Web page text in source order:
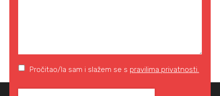
Pročitao/la sam i slažem se s pravilima privatnosti.